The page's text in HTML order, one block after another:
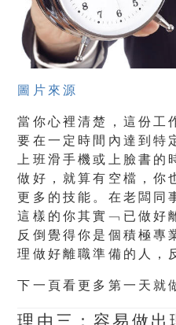
圖片來源
當你心裡清楚，這份工
要在一定時間內達到特
上班滑手機或上臉書的
做好，就算有空檔，你
更多的技能。在老闆同
這樣的你其實﹁已做好
反倒覺得你是個積極專
理做好離職準備的人，
下一頁看更多第一天就
理由三：容易做出